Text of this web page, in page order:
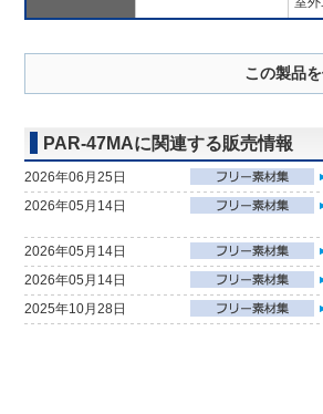
この製品
PAR-47MAに関連する販売情報
2026年06月25日
2026年05月14日
2026年05月14日
2026年05月14日
2025年10月28日